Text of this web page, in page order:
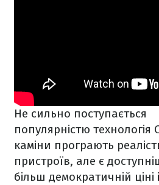
Не сильно поступається
популярністю технологія
каміни програють
пристроїв, але є
більш демократичній